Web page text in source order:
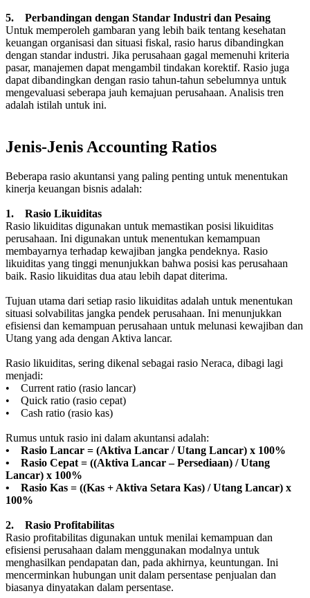
5. Perbandingan dengan Standar Industri dan Pesaing
Untuk memperoleh gambaran yang lebih baik tentang kesehatan
keuangan organisasi dan situasi fiskal, rasio harus dibandingkan
dengan standar industri. Jika perusahaan gagal memenuhi kriteria
pasar, manajemen dapat mengambil tindakan korektif. Rasio juga
dapat dibandingkan dengan rasio tahun-tahun sebelumnya untuk
mengevaluasi seberapa jauh kemajuan perusahaan. Analisis tren
adalah istilah untuk ini.
Jenis-Jenis Accounting Ratios
Beberapa rasio akuntansi yang paling penting untuk menentukan
kinerja keuangan bisnis adalah:
1. Rasio Likuiditas
Rasio likuiditas digunakan untuk memastikan posisi likuiditas
perusahaan. Ini digunakan untuk menentukan kemampuan
membayarnya terhadap kewajiban jangka pendeknya. Rasio
likuiditas yang tinggi menunjukkan bahwa posisi kas perusahaan
baik. Rasio likuiditas dua atau lebih dapat diterima.
Tujuan utama dari setiap rasio likuiditas adalah untuk menentukan
situasi solvabilitas jangka pendek perusahaan. Ini menunjukkan
efisiensi dan kemampuan perusahaan untuk melunasi kewajiban dan
Utang yang ada dengan Aktiva lancar.
Rasio likuiditas, sering dikenal sebagai rasio Neraca, dibagi lagi
menjadi:
• Current ratio (rasio lancar)
• Quick ratio (rasio cepat)
• Cash ratio (rasio kas)
Rumus untuk rasio ini dalam akuntansi adalah:
• Rasio Lancar = (Aktiva Lancar / Utang Lancar) x 100%
• Rasio Cepat = ((Aktiva Lancar – Persediaan) / Utang
Lancar) x 100%
• Rasio Kas = ((Kas + Aktiva Setara Kas) / Utang Lancar) x
100%
2. Rasio Profitabilitas
Rasio profitabilitas digunakan untuk menilai kemampuan dan
efisiensi perusahaan dalam menggunakan modalnya untuk
menghasilkan pendapatan dan, pada akhirnya, keuntungan. Ini
mencerminkan hubungan unit dalam persentase penjualan dan
biasanya dinyatakan dalam persentase.